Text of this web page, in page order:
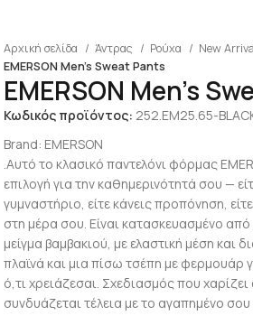
Αρχική σελίδα Άντρας Ρούχα
New
EMERSON Men’s Sweat Pants
EMERSON Men’s
Κωδικός προϊόντος: 252.EM25.65-
Brand: EMERSON
.Αυτό το κλασικό παντελόνι φόρμας
επιλογή για την καθημερινότητά σου —
γυμναστήριο, είτε κάνεις προπόνηση,
στη μέρα σου. Είναι κατασκευασμένο
μείγμα βαμβακιού, με ελαστική μέση και
πλαϊνά και μια πίσω τσέπη με φερμουάρ
ό,τι χρειάζεσαι. Σχεδιασμός που
συνδυάζεται τέλεια με το αγαπημένο